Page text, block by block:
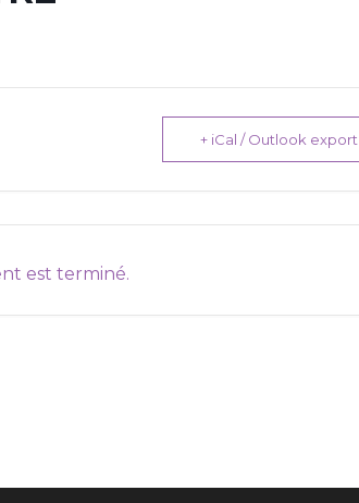
+ iCal / Outlook export
est terminé.